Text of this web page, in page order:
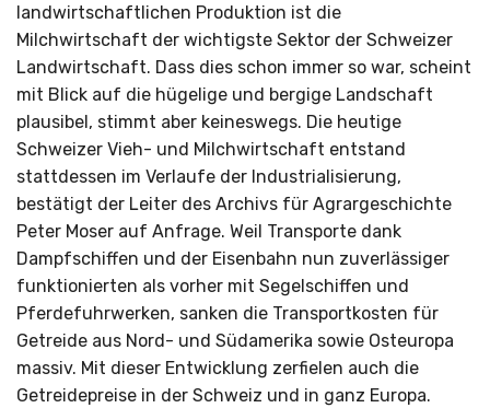
landwirtschaftlichen Produktion ist die
Milchwirtschaft der wichtigste Sektor der Schweizer
Landwirtschaft. Dass dies schon immer so war, scheint
mit Blick auf die hügelige und bergige Landschaft
plausibel, stimmt aber keineswegs. Die heutige
Schweizer Vieh- und Milchwirtschaft entstand
stattdessen im Verlaufe der Industrialisierung,
bestätigt der Leiter des Archivs für Agrargeschichte
Peter Moser auf Anfrage. Weil Transporte dank
Dampfschiffen und der Eisenbahn nun zuverlässiger
funktionierten als vorher mit Segelschiffen und
Pferdefuhrwerken, sanken die Transportkosten für
Getreide aus Nord- und Südamerika sowie Osteuropa
massiv. Mit dieser Entwicklung zerfielen auch die
Getreidepreise in der Schweiz und in ganz Europa.